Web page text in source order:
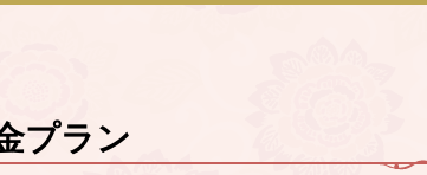
プラン